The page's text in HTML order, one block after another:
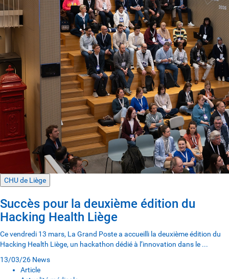
CHU de Liège
Succès pour la deuxième édition du
Hacking Health Liège
Ce vendredi 13 mars, La Grand Poste a accueilli la deuxième édition du
Hacking Health Liège, un hackathon dédié à l’innovation dans le ...
13/03/26 News
Article